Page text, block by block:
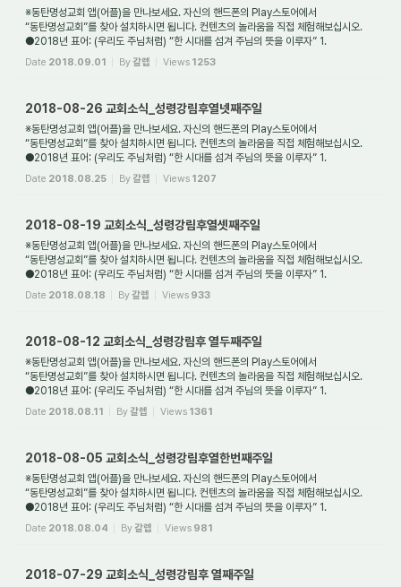
※동탄명성교회 앱(어플)을 만나보세요. 자신의 핸드폰의 Play스토어에서
“동탄명성교회”를 찾아 설치하시면 됩니다. 컨텐츠의 놀라움을 직접 체험해보십시오.
●2018년 표어: (우리도 주님처럼) “한 시대를 섬겨 주님의 뜻을 이루자” 1.
Date 2018.09.01 By갈렙 Views 1253
2018-08-26 교회소식_성령강림후열넷째주일
※동탄명성교회 앱(어플)을 만나보세요. 자신의 핸드폰의 Play스토어에서
“동탄명성교회”를 찾아 설치하시면 됩니다. 컨텐츠의 놀라움을 직접 체험해보십시오.
●2018년 표어: (우리도 주님처럼) “한 시대를 섬겨 주님의 뜻을 이루자” 1.
Date 2018.08.25 By갈렙 Views 1207
2018-08-19 교회소식_성령강림후열셋째주일
※동탄명성교회 앱(어플)을 만나보세요. 자신의 핸드폰의 Play스토어에서
“동탄명성교회”를 찾아 설치하시면 됩니다. 컨텐츠의 놀라움을 직접 체험해보십시오.
●2018년 표어: (우리도 주님처럼) “한 시대를 섬겨 주님의 뜻을 이루자” 1.
Date 2018.08.18 By갈렙 Views 933
2018-08-12 교회소식_성령강림후 열두째주일
※동탄명성교회 앱(어플)을 만나보세요. 자신의 핸드폰의 Play스토어에서
“동탄명성교회”를 찾아 설치하시면 됩니다. 컨텐츠의 놀라움을 직접 체험해보십시오.
●2018년 표어: (우리도 주님처럼) “한 시대를 섬겨 주님의 뜻을 이루자” 1.
Date 2018.08.11 By갈렙 Views 1361
2018-08-05 교회소식_성령강림후열한번째주일
※동탄명성교회 앱(어플)을 만나보세요. 자신의 핸드폰의 Play스토어에서
“동탄명성교회”를 찾아 설치하시면 됩니다. 컨텐츠의 놀라움을 직접 체험해보십시오.
●2018년 표어: (우리도 주님처럼) “한 시대를 섬겨 주님의 뜻을 이루자” 1.
Date 2018.08.04 By갈렙 Views 981
2018-07-29 교회소식_성령강림후 열째주일